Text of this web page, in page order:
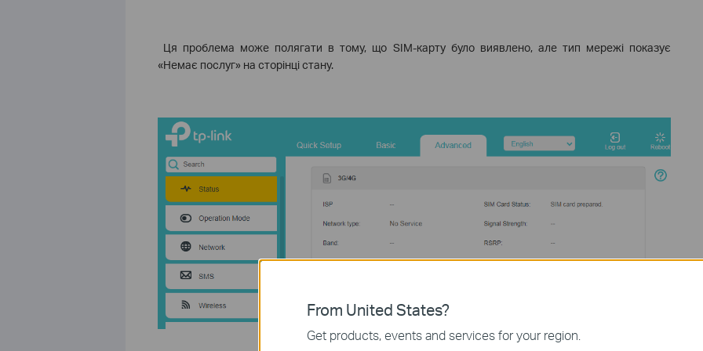
Ця проблема може полягати в тому, що SIM-карту було виявлено, але тип мережі показує
«Немає послуг» на сторінці стану.
From United States?
Get products, events and services for your region.